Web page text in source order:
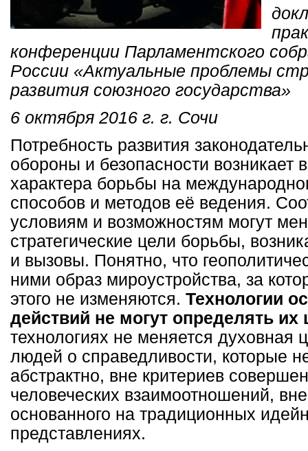
конференции Парламентского
России «Актуальные проблемы
развития союзного государства»
6 октября 2016 г. г. Сочи
Потребность развития
обороны и безопасности возникает
характера борьбы на
способов и методов её ведения.
условиям и возможностям могут
стратегические цели борьбы,
и вызовы. Понятно, что
ними образ мироустройства, за
этого не изменяются. Технологии
действий не могут определять их
технологиях не меняется духовная
людей о справедливости, которые
абстрактно, вне критериев
человеческих взаимоотношений,
основанного на традиционных
представлениях.